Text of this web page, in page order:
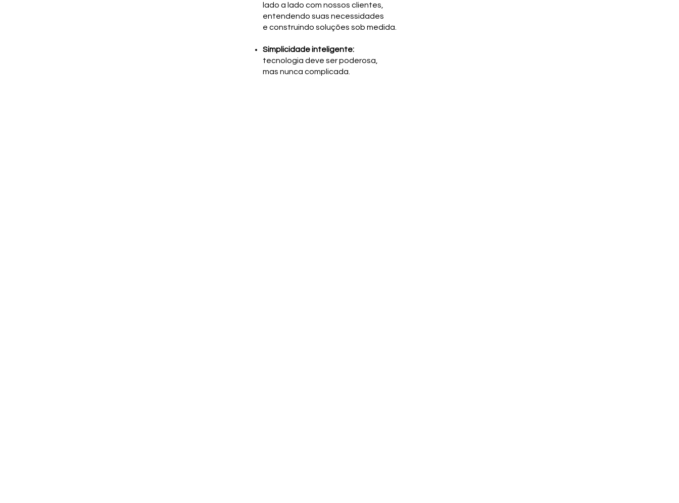
lado a lado com nossos clientes,
entendendo suas necessidades
e construindo soluções sob medida.
Simplicidade inteligente:
tecnologia deve ser poderosa,
mas nunca complicada.